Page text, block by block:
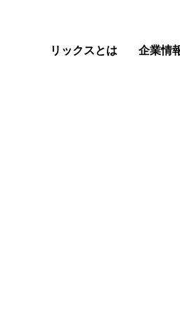
リックスとは 企業情